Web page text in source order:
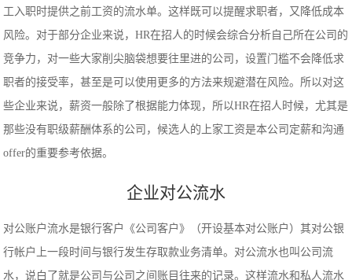
工入职时提供之前工资的流水单。这样既可以提醒求职者，又降低成本
风险。对于部分企业来说，HR在招人的时候会综合分析自己所在公司的
竞争力，对一些大家削尖脑袋想要往里进的公司，设置门槛不会降低求
职者的接受率，甚至是可以使用更多的方法来规避潜在风险。所以对这
些企业来说，薪资一般除了根据能力体现，所以HR在招人时候，尤其是
那些没有职级薪酬体系的公司，候选人的上家工资是本公司定薪和沟通
offer的重要参考依据。
企业对公流水
对公账户流水是银行客户《公司客户》（开设基本对公账户）其对公银
行帐户上一段时间与银行发生存取款业务清单。对公流水也叫公司流
水，说白了就是公司与公司之间账目往来的记录。这样流水和私人流水